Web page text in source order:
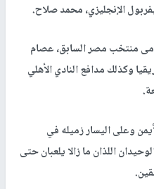
الإنجليزي، محمد صلاح.
منتخب مصر السابق، عصام
وكذلك مدافع النادي الأهلي
وعلى اليسار زميله في
اللذان ما زالا يلعبان حتى